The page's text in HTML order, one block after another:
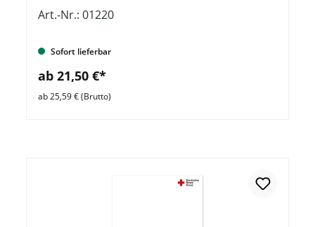
Art.-Nr.: 01220
Sofort lieferbar
ab 21,50 €*
ab 25,59 € (Brutto)